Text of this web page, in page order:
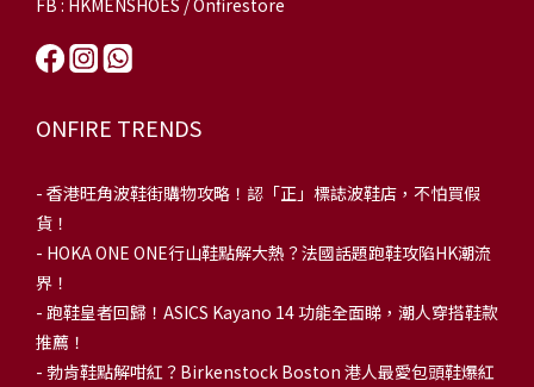
ONFIRE TRENDS
- 香港旺角波鞋街購物攻略！認「正」標誌波鞋店，不怕買假
貨！
- HOKA ONE ONE行山鞋點解大熱？法國話題跑鞋攻陷HK潮流
界！
- 跑鞋皇者回歸！ASICS Kayano 14 功能全面睇，潮人穿搭鞋款
推薦！
- 勃肯鞋點解咁紅？Birkenstock Boston 港人最愛包頭鞋爆紅